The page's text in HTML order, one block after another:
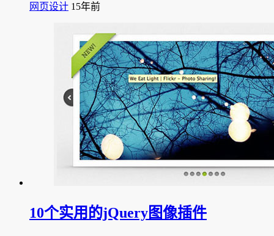
网页设计 15年前
10个实用的jQuery图像插件